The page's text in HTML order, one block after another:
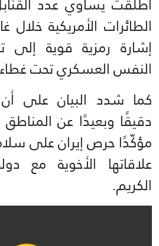
الطائرات الأمريكية خلال
إشارة رمزية قوية إلى
النفس العسكري تحت غطاء
كما شدد البيان على
دقيقًا وبعيدًا عن المناطق
مؤكّدًا حرص إيران على
علاقاتها الأخوية مع
الكريم.